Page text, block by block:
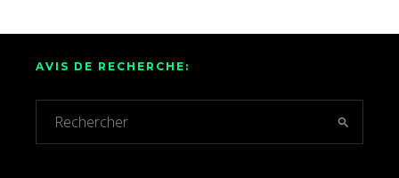
AVIS DE RECHERCHE: